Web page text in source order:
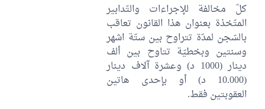
كلّ مخالفة للإجراءات والتّدابير
المتّخذة بعنوان هذا القانون تعاقب
بالسّجن لمدّة تتراوح بين ستّة اشهر
وسنتين وبخطيّة تتاوح بين ألف
دينار (1000 د) وعشرة آلاف دينار
(10.000 د) أو بإحدى هاتين
العقوبتين فقط.